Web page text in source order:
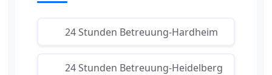
24 Stunden Betreuung-Hardheim
24 Stunden Betreuung-Heidelberg